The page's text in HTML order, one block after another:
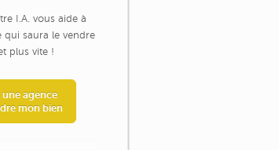
I.A. vous aide à
qui saura le vendre
plus vite !
agence
mon bien